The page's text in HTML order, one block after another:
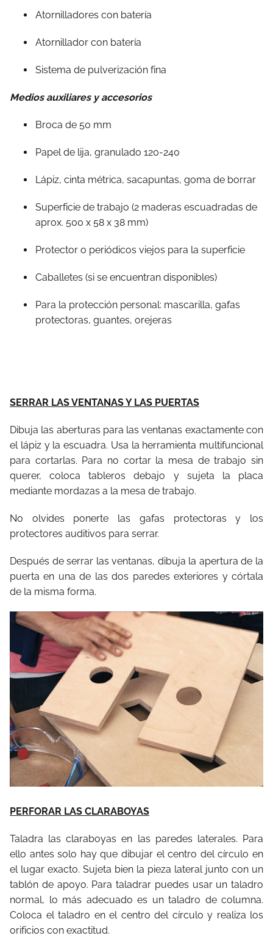
Atornilladores con batería
Atornillador con batería
Sistema de pulverización fina
Medios auxiliares y accesorios
Broca de 50 mm
Papel de lija, granulado 120-240
Lápiz, cinta métrica, sacapuntas, goma de borrar
Superficie de trabajo (2 maderas escuadradas de
aprox. 500 x 58 x 38 mm)
Protector o periódicos viejos para la superficie
Caballetes (si se encuentran disponibles)
Para la protección personal: mascarilla, gafas
protectoras, guantes, orejeras
SERRAR LAS VENTANAS Y LAS PUERTAS
Dibuja las aberturas para las ventanas exactamente con
el lápiz y la escuadra. Usa la herramienta multifuncional
para cortarlas. Para no cortar la mesa de trabajo sin
querer, coloca tableros debajo y sujeta la placa
mediante mordazas a la mesa de trabajo.
No olvides ponerte las gafas protectoras y los
protectores auditivos para serrar.
Después de serrar las ventanas, dibuja la apertura de la
puerta en una de las dos paredes exteriores y córtala
de la misma forma.
PERFORAR LAS CLARABOYAS
Taladra las claraboyas en las paredes laterales. Para
ello antes solo hay que dibujar el centro del círculo en
el lugar exacto. Sujeta bien la pieza lateral junto con un
tablón de apoyo. Para taladrar puedes usar un taladro
normal, lo más adecuado es un taladro de columna.
Coloca el taladro en el centro del círculo y realiza los
orificios con exactitud.